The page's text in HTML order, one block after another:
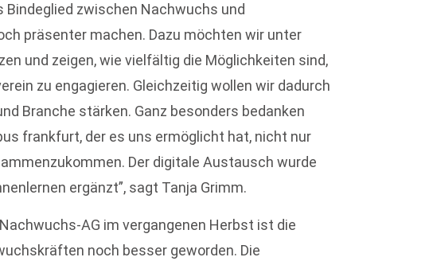
zwischen Nachwuchs und
präsenter machen. Dazu möchten wir unter
und zeigen, wie vielfältig die Möglichkeiten sind,
zu engagieren. Gleichzeitig wollen wir dadurch
Branche stärken. Ganz besonders bedanken
frankfurt, der es uns ermöglicht hat, nicht nur
Der digitale Austausch wurde
ergänzt”, sagt Tanja Grimm.
AG im vergangenen Herbst ist die
noch besser geworden. Die